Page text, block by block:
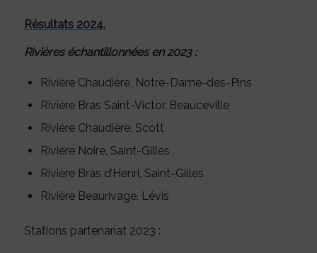
Résultats 2024.
Rivières échantillonnées en 2023 :
Rivière Chaudière, Notre-Dame-des-Pins
Rivière Bras Saint-Victor, Beauceville
Rivière Chaudière, Scott
Rivière Noire, Saint-Gilles
Rivière Bras d’Henri, Saint-Gilles
Rivière Beaurivage, Lévis
Stations partenariat 2023 :